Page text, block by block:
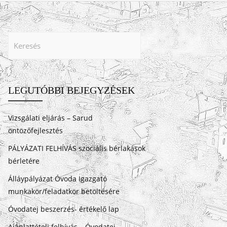
LEGUTÓBBI BEJEGYZÉSEK
Vizsgálati eljárás – Sarud
öntözőfejlesztés
PÁLYÁZATI FELHÍVÁS szociális bérlakások
bérletére
Álláypályázat Óvoda Igazgató
munkakör/feladatkör betöltésére
Óvodatej beszerzés- értékelő lap